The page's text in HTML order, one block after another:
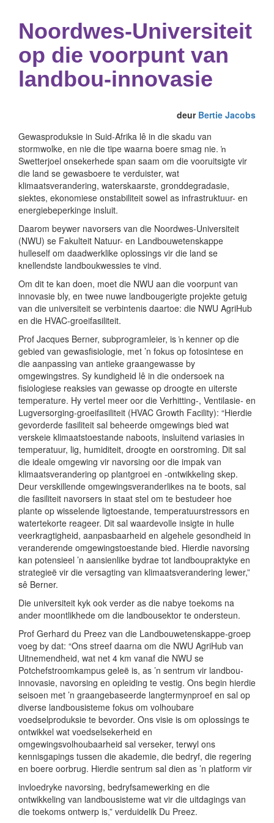
Noordwes-Universiteit
op die voorpunt van
landbou-innovasie
deur Bertie Jacobs
Gewasproduksie in Suid-Afrika lê in die skadu van
stormwolke, en nie die tipe waarna boere smag nie. ŉ
Swetterjoel onsekerhede span saam om die vooruitsigte vir
die land se gewasboere te verduister, wat
klimaatsverandering, waterskaarste, gronddegradasie,
siektes, ekonomiese onstabiliteit sowel as infrastruktuur- en
energiebeperkinge insluit.
Daarom beywer navorsers van die Noordwes-Universiteit
(NWU) se Fakulteit Natuur- en Landbouwetenskappe
hulleself om daadwerklike oplossings vir die land se
knellendste landboukwessies te vind.
Om dit te kan doen, moet die NWU aan die voorpunt van
innovasie bly, en twee nuwe landbougerigte projekte getuig
van die universiteit se verbintenis daartoe: die NWU AgriHub
en die HVAC-groeifasiliteit.
Prof Jacques Berner, subprogramleier, is ŉ kenner op die
gebied van gewasfisiologie, met ’n fokus op fotosintese en
die aanpassing van antieke graangewasse by
omgewingstres. Sy kundigheid lê in die ondersoek na
fisiologiese reaksies van gewasse op droogte en uiterste
temperature. Hy vertel meer oor die Verhitting-, Ventilasie- en
Lugversorging-groeifasiliteit (HVAC Growth Facility): “Hierdie
gevorderde fasiliteit sal beheerde omgewings bied wat
verskeie klimaatstoestande naboots, insluitend variasies in
temperatuur, lig, humiditeit, droogte en oorstroming. Dit sal
die ideale omgewing vir navorsing oor die impak van
klimaatsverandering op plantgroei en -ontwikkeling skep.
Deur verskillende omgewingsveranderlikes na te boots, sal
die fasiliteit navorsers in staat stel om te bestudeer hoe
plante op wisselende ligtoestande, temperatuurstressors en
watertekorte reageer. Dit sal waardevolle insigte in hulle
veerkragtigheid, aanpasbaarheid en algehele gesondheid in
veranderende omgewingstoestande bied. Hierdie navorsing
kan potensieel ’n aansienlike bydrae tot landboupraktyke en
strategieë vir die versagting van klimaatsverandering lewer,”
sê Berner.
Die universiteit kyk ook verder as die nabye toekoms na
ander moontlikhede om die landbousektor te ondersteun.
Prof Gerhard du Preez van die Landbouwetenskappe-groep
voeg by dat: “Ons streef daarna om die NWU AgriHub van
Uitnemendheid, wat net 4 km vanaf die NWU se
Potchefstroomkampus geleë is, as ’n sentrum vir landbou-
innovasie, navorsing en opleiding te vestig. Ons begin hierdie
seisoen met ’n graangebaseerde langtermynproef en sal op
diverse landbousisteme fokus om volhoubare
voedselproduksie te bevorder. Ons visie is om oplossings te
ontwikkel wat voedselsekerheid en
omgewingsvolhoubaarheid sal verseker, terwyl ons
kennisgapings tussen die akademie, die bedryf, die regering
en boere oorbrug. Hierdie sentrum sal dien as ’n platform vir
invloedryke navorsing, bedryfsamewerking en die
ontwikkeling van landbousisteme wat vir die uitdagings van
die toekoms ontwerp is,” verduidelik Du Preez.